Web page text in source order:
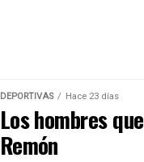
DEPORTIVAS Hace 23 días
Los hombres
Remón